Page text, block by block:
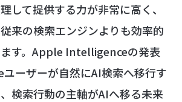
して提供する力が非常に高く、
来の検索エンジンよりも効率的
す。Apple Intelligenceの発表
ーザーが自然にAI検索へ移行す
検索行動の主軸がAIへ移る未来